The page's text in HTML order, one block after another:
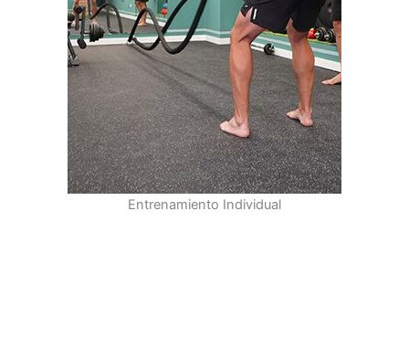
Entrenamiento Individual